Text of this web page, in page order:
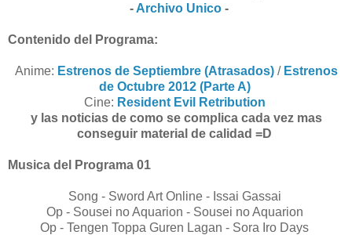
- Archivo Unico -
Contenido del Programa:
Anime: Estrenos de Septiembre (Atrasados)/ Estrenos
de Octubre 2012 (Parte A)
Cine: Resident Evil Retribution
y las noticias de como se complica cada vez mas
conseguir material de calidad =D
Musica del Programa 01
Song - Sword Art Online - Issai Gassai
Op - Sousei no Aquarion - Sousei no Aquarion
Op - Tengen Toppa Guren Lagan - Sora Iro Days